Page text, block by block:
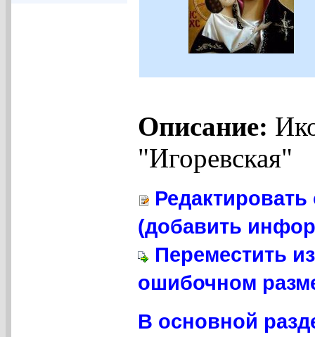
Описание:
"Игоревская"
(добавить
Переместить
ошибочном
В основной